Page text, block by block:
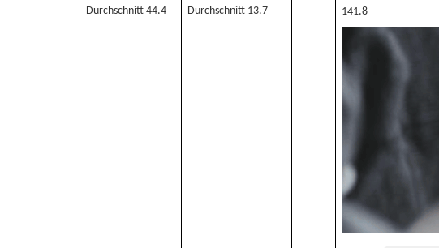
Durchschnitt 44.4 Durchschnitt 13.7 141.8